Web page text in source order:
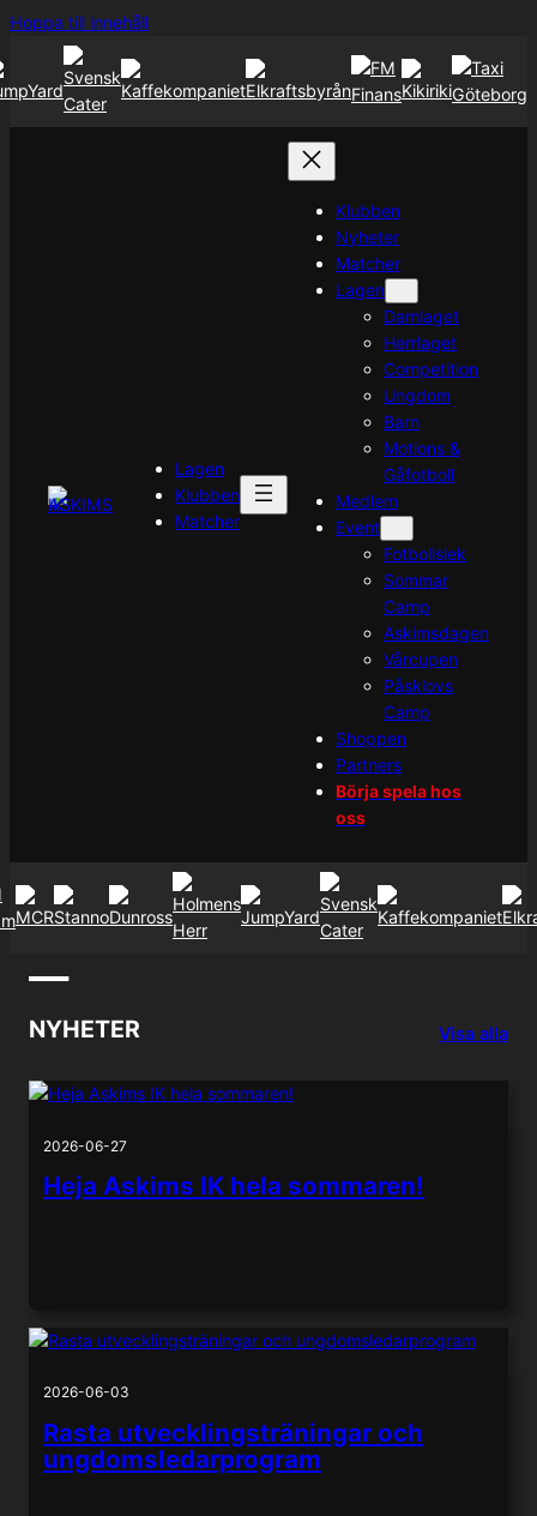
Hoppa till innehållHoppa
Lagen
Klubben
Matcher
Klubben
Nyheter
Matcher
Lagen
Damlaget
Herrlaget
Competition
Ungdom
Barn
Motions &
Gåfotboll
Medlem
Event
Fotbollslek
Sommar
Camp
Askimsdagen
Vårcupen
Påsklovs
Camp
Shoppen
Partners
Börja spela hos
oss
—
NYHETER Visa alla
2026-06-27
Heja Askims IK hela sommaren!
2026-06-03
Rasta utvecklingsträningar och
ungdomsledarprogram